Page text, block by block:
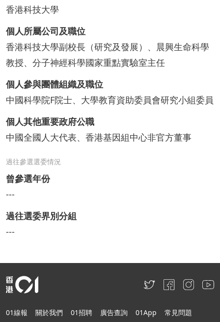
香港科技大學
個人所屬公司及職位
香港科技大學副校長（研究及發展）、晨興生命科學
教授、分子神經科學國家重點實驗室主任
個人參與團體組織及職位
中國科學院F院士、大學教育資助委員會研究小組委員
個人其他重要政府公職
中國全國人大代表、香港基因組中心非官方董事
過往參選選委情況
曾參選年份
---
過往選委界別分組
---
01線報 關於我們 01招聘 廣告查詢 01App 常見問題